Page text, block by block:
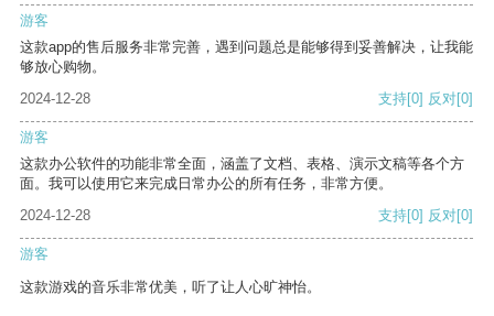
游客
这款app的售后服务非常完善，遇到问题总是能够得到妥善解决，让我能
够放心购物。
2024-12-28
支持[0] 反对[0]
游客
这款办公软件的功能非常全面，涵盖了文档、表格、演示文稿等各个方
面。我可以使用它来完成日常办公的所有任务，非常方便。
2024-12-28
支持[0] 反对[0]
游客
这款游戏的音乐非常优美，听了让人心旷神怡。